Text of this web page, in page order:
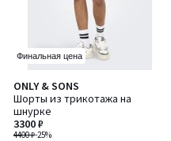
Финальная цена
ONLY & SONS
Шорты из трикотажа на
шнурке
4400 ₽-25%
3300 ₽